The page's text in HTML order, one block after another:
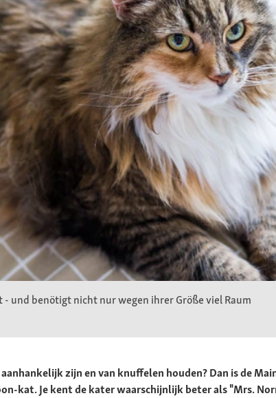
und benötigt nicht nur wegen ihrer Größe viel Raum
zijn en van knuffelen houden? Dan is de
kat. Je kent de kater waarschijnlijk beter als "Mrs.